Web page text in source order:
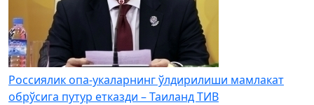
Россиялик опа-укаларнинг ўлдирилиши мамлакат
обрўсига путур етказди – Таиланд ТИВ